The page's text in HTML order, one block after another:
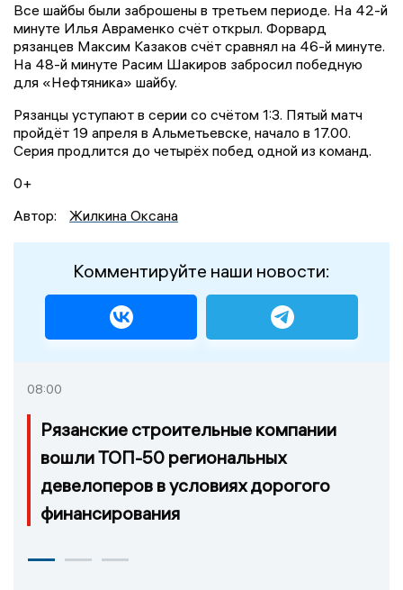
Все шайбы были заброшены в третьем периоде. На 42-й
минуте Илья Авраменко счёт открыл. Форвард
рязанцев Максим Казаков счёт сравнял на 46-й минуте.
На 48-й минуте Расим Шакиров забросил победную
для «Нефтяника» шайбу.
Рязанцы уступают в серии со счётом 1:3. Пятый матч
пройдёт 19 апреля в Альметьевске, начало в 17.00.
Серия продлится до четырёх побед одной из команд.
0+
Автор:
Жилкина Оксана
Комментируйте наши новости:
08:00
Рязанские строительные компании
вошли ТОП-50 региональных
девелоперов в условиях дорогого
финансирования